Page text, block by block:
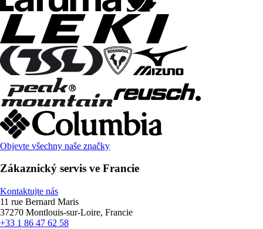
Objevte všechny naše značky
Zákaznický servis ve Francie
Kontaktujte nás
11 rue Bernard Maris
37270 Montlouis-sur-Loire, Francie
+33 1 86 47 62 58